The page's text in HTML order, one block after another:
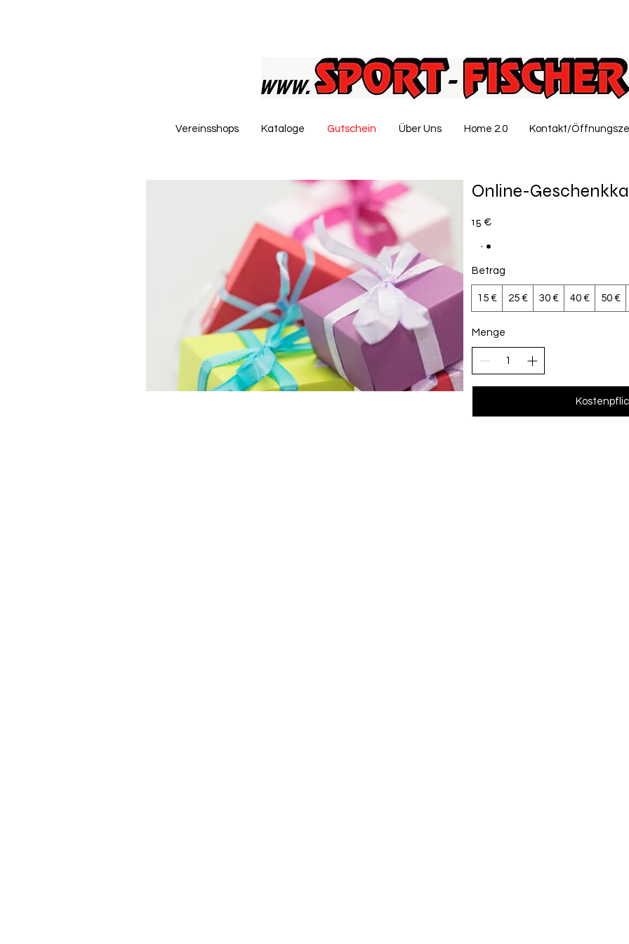
Vereinsshops Kataloge Gutschein Über Uns Home 2.0 Kontakt/
Online-
15 €
Betrag
15 € 25 € 30 € 40 € 50 €
Menge